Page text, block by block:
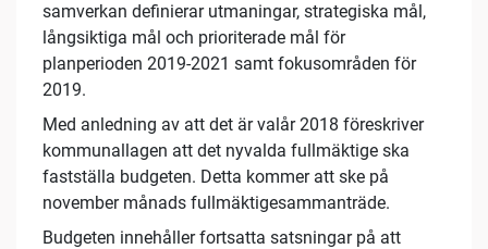
samverkan definierar utmaningar, strategiska mål,
långsiktiga mål och prioriterade mål för
planperioden 2019-2021 samt fokusområden för
2019.
Med anledning av att det är valår 2018 föreskriver
kommunallagen att det nyvalda fullmäktige ska
fastställa budgeten. Detta kommer att ske på
november månads fullmäktigesammanträde.
Budgeten innehåller fortsatta satsningar på att